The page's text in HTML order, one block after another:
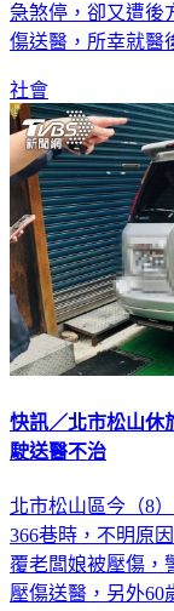
急煞停，卻又遭後
傷送醫，所幸就醫
社會
快訊／北市松山
駛送醫不治
北市松山區今（8
366巷時，不明原
覆老闆娘被壓傷，
壓傷送醫，另外60